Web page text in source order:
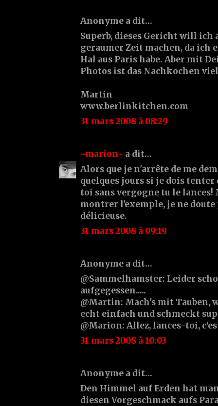
Anonyme a dit…
Superb, dieses Gericht will ich
geraumer Zeit machen, da ich
Hal aus Paris habe. Aber mit
Photos ist das Nachkochen
Martin
www.berlinkitchen.com
31 mars 2008 à 08:29
~marion~ a dit…
Alors que je n'arrête de me
quelques jours si je dois
toi sans vergogne tu le lances!
montrer l'exemple, je ne doute
délicieuse.
31 mars 2008 à 09:19
Anonyme a dit…
@Sammelhamster: Leider
aufgegessen.....
@Martin: Mach's mit Tauben,
echt einfach und schmeckt
@Marion: Allez, lances-toi,
31 mars 2008 à 10:03
Anonyme a dit…
Den Himmel auf Erden hat
diesen Vorgeschmack aufs